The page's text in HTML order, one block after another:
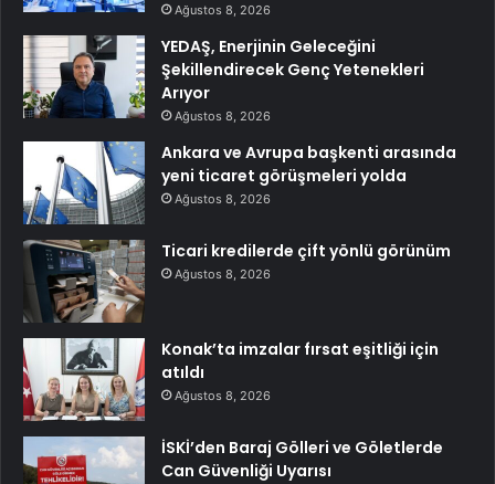
Ağustos 8, 2026
YEDAŞ, Enerjinin Geleceğini
Şekillendirecek Genç Yetenekleri
Arıyor
Ağustos 8, 2026
Ankara ve Avrupa başkenti arasında
yeni ticaret görüşmeleri yolda
Ağustos 8, 2026
Ticari kredilerde çift yönlü görünüm
Ağustos 8, 2026
Konak’ta imzalar fırsat eşitliği için
atıldı
Ağustos 8, 2026
İSKİ’den Baraj Gölleri ve Göletlerde
Can Güvenliği Uyarısı